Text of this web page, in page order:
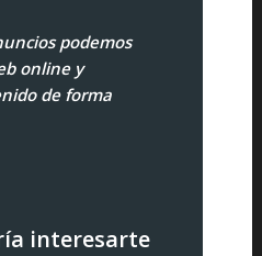
podemos
online y
de forma
interesarte